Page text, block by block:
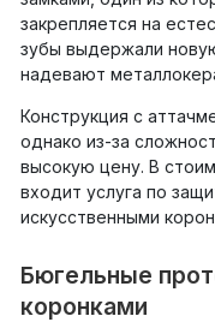
закрепляется на
зубы выдержали
надевают
Конструкция с
однако из-за
высокую цену. В
входит услуга по
искусственными
Бюгельные
коронками